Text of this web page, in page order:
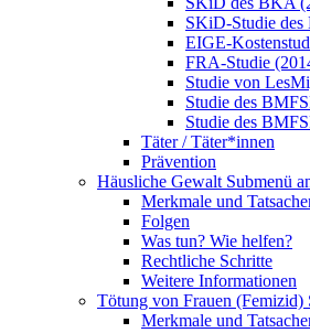
SKiD-Studie
EIGE-
FRA-Studie
Studie von
Studie des
Studie des
Täter / Täter*innen
Prävention
Häusliche Gewalt Submenü
Merkmale und
Folgen
Was tun? Wie helfen?
Rechtliche Schritte
Weitere Informationen
Tötung von Frauen (Femizid)
Merkmale und